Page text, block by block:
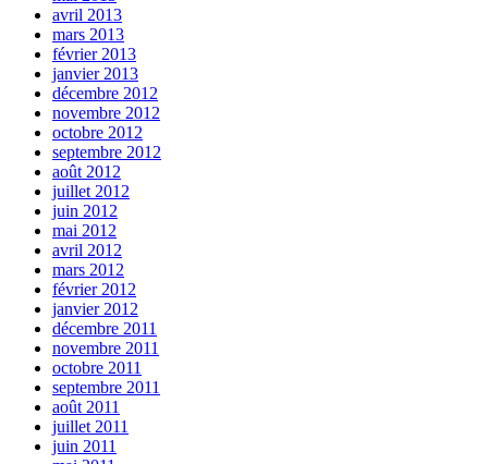
avril 2013
mars 2013
février 2013
janvier 2013
décembre 2012
novembre 2012
octobre 2012
septembre 2012
août 2012
juillet 2012
juin 2012
mai 2012
avril 2012
mars 2012
février 2012
janvier 2012
décembre 2011
novembre 2011
octobre 2011
septembre 2011
août 2011
juillet 2011
juin 2011